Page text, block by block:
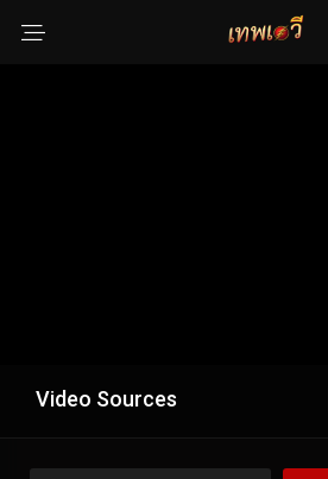
Video Sources